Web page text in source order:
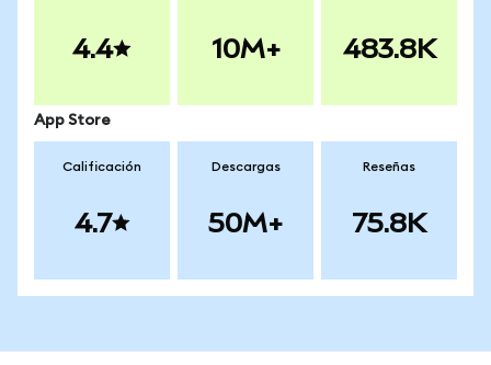
4.4 10M+ 483.8K
App Store
Calificación
4.7
Descargas
50M+
Reseñas
75.8K